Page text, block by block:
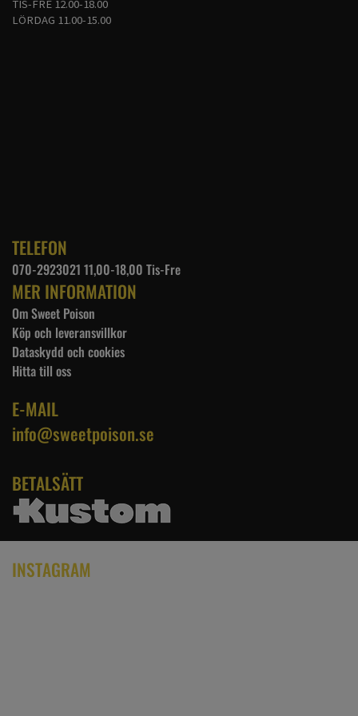
2X-Large
Byst: 110cm
TIS-FRE 12.00-18.00
LÖRDAG 11.00-15.00
TELEFON
070-2923021 11,00-18,00 Tis-Fre
MER INFORMATION
Om Sweet Poison
Köp och leveransvillkor
Dataskydd och cookies
Hitta till oss
E-MAIL
info@sweetpoison.se
BETALSÄTT
INSTAGRAM